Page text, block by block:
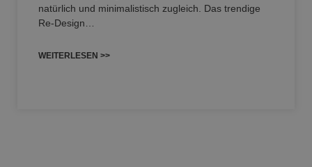
natürlich und minimalistisch zugleich. Das trendige
Re-Design…
WEITERLESEN >>